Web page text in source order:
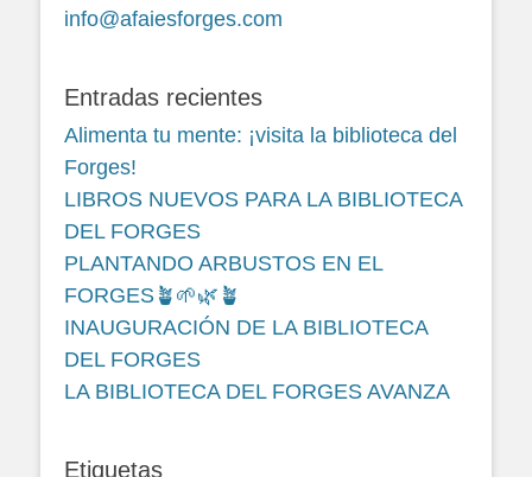
info@afaiesforges.com
Entradas recientes
Alimenta tu mente: ¡visita la biblioteca del
Forges!
LIBROS NUEVOS PARA LA BIBLIOTECA
DEL FORGES
PLANTANDO ARBUSTOS EN EL
FORGES🪴🌱🌿🪴
INAUGURACIÓN DE LA BIBLIOTECA
DEL FORGES
LA BIBLIOTECA DEL FORGES AVANZA
Etiquetas